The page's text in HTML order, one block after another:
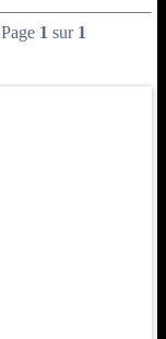
1 sur 1